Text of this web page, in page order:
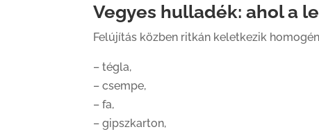
Vegyes hulladék: ahol a
Felújítás közben ritkán keletkezik
– tégla,
– csempe,
– fa,
– gipszkarton,